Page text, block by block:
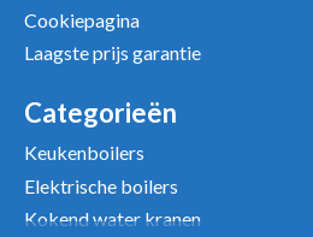
Cookiepagina
Laagste prijs garantie
Categorieën
Keukenboilers
Elektrische boilers
Kokend water kranen